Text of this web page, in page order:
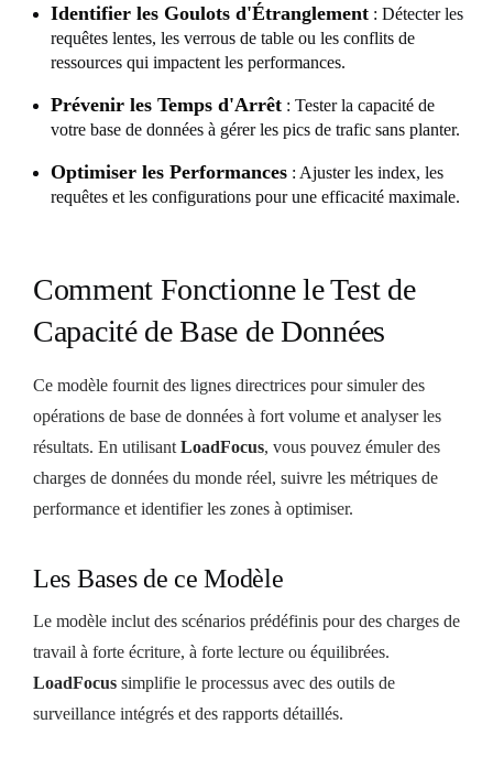
Identifier les Goulots d'Étranglement : Détecter les
requêtes lentes, les verrous de table ou les conflits de
ressources qui impactent les performances.
Prévenir les Temps d'Arrêt : Tester la capacité de
votre base de données à gérer les pics de trafic sans planter.
Optimiser les Performances : Ajuster les index, les
requêtes et les configurations pour une efficacité maximale.
Comment Fonctionne le Test de
Capacité de Base de Données
Ce modèle fournit des lignes directrices pour simuler des
opérations de base de données à fort volume et analyser les
résultats. En utilisant LoadFocus, vous pouvez émuler des
charges de données du monde réel, suivre les métriques de
performance et identifier les zones à optimiser.
Les Bases de ce Modèle
Le modèle inclut des scénarios prédéfinis pour des charges de
travail à forte écriture, à forte lecture ou équilibrées.
LoadFocus simplifie le processus avec des outils de
surveillance intégrés et des rapports détaillés.